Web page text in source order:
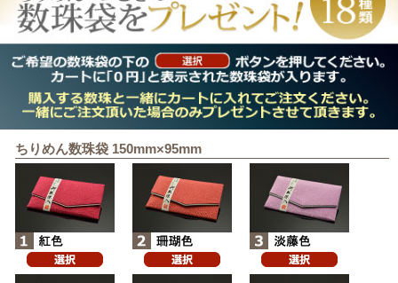
ちりめん数珠袋 150mm×95mm